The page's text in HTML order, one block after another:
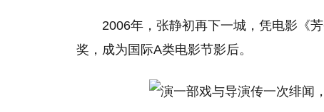
2006年，张静初再下一城，凭电影《
奖，成为国际A类电影节影后。